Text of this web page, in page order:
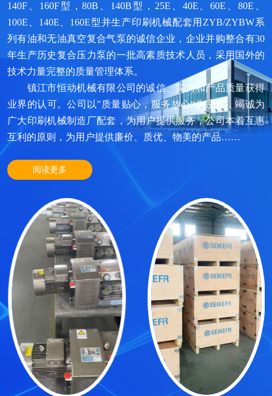
140F、160F型，80B、140B型，25E、40E、60E、80E、
100E、140E、160E型并生产印刷机械配套用ZYB/ZYBW系
列有油和无油真空复合气泵的诚信企业，企业并购整合有30
年生产历史复合压力泵的一批高素质技术人员，采用国外的
技术力量完整的质量管理体系。
镇江市恒动机械有限公司的诚信、实力和产品质量获得
业界的认可。公司以”质量贴心，服务放心“为宗旨，竭诚为
广大印刷机械制造厂配套，为用户提供服务，公司本着互惠
互利的原则，为用户提供廉价、质优、物美的产品……
阅读更多